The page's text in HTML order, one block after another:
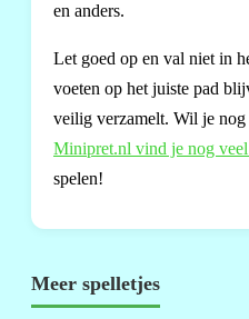
en anders.
Let goed op en val niet in
voeten op het juiste pad
veilig verzamelt. Wil je nog
Minipret.nl vind je nog veel
spelen!
Meer spelletjes